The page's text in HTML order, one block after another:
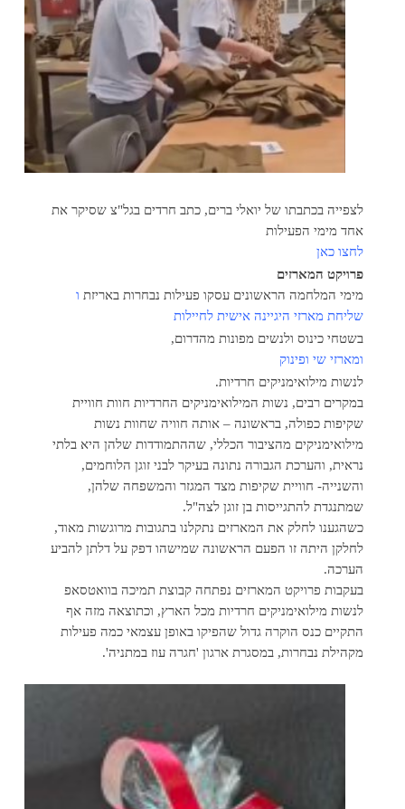
לצפייה בכתבתו של יואלי ברים, כתב חרדים בגל"צ שסיקר את
אחד מימי הפעילות
לחצו כאן
פרויקט המארזים
מימי המלחמה הראשונים עסקו פעילות נבחרות באריזת ו
שליחת מארזי היגיינה אישית לחיילות
בשטחי כינוס ולנשים מפונות מהדרום,
ומארזי שי ופינוק
לנשות מילואימניקים חרדיות.
במקרים רבים, נשות המילואימניקים החרדיות חוות חוויית
שקיפות כפולה, בראשונה – אותה חוויה שחוות נשות
מילואימניקים מהציבור הכללי, שההתמודדות שלהן היא בלתי
נראית, והערכת הגבורה נתונה בעיקר לבני זוגן הלוחמים,
והשנייה- חוויית שקיפות מצד המגזר והמשפחה שלהן,
שמתנגדת להתגייסות בן זוגן לצה"ל.
כשהגענו לחלק את המארזים נתקלנו בתגובות מרוגשות מאוד,
לחלקן היתה זו הפעם הראשונה שמישהו דפק על דלתן להביע
הערכה.
בעקבות פרויקט המארזים נפתחה קבוצת תמיכה בוואטסאפ
לנשות מילואימניקים חרדיות מכל הארץ, וכתוצאה מזה אף
התקיים כנס הוקרה גדול שהפיקו באופן עצמאי כמה פעילות
מקהילת נבחרות, במסגרת ארגון 'חגרה עוז במתניה'.